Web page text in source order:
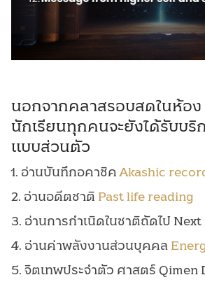
นอกจากคลาสรอบสดในห้อง
นักเรียนทุกคนจะยังได้รับบริ
แบบส่วนตัว
1. อ่านบันทึกอคาชิคAkashic
2. อ่านอดีตชาติ Past life reading
3. อ่านการกำเนิดในชาติถัดไป
4. อ่านค่าพลังงานส่วนบุคคล
5. จิตเทพประจำตัว ศาสตร์ Qimen